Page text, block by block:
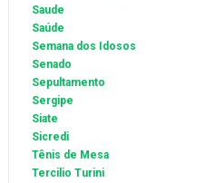
Saude
Saúde
Semana dos Idosos
Senado
Sepultamento
Sergipe
Siate
Sicredi
Tênis de Mesa
Tercilio Turini